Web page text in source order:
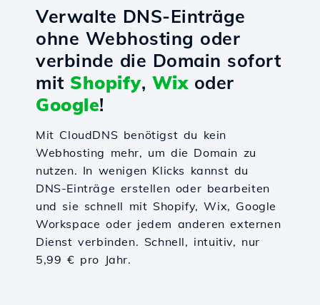
Verwalte DNS-Einträge
ohne Webhosting oder
verbinde die Domain sofort
mit Shopify, Wixoder
Google!
Mit CloudDNS benötigst du kein
Webhosting mehr, um die Domain zu
nutzen. In wenigen Klicks kannst du
DNS-Einträge erstellen oder bearbeiten
und sie schnell mit Shopify, Wix, Google
Workspace oder jedem anderen externen
Dienst verbinden. Schnell, intuitiv, nur
5,99 € pro Jahr.